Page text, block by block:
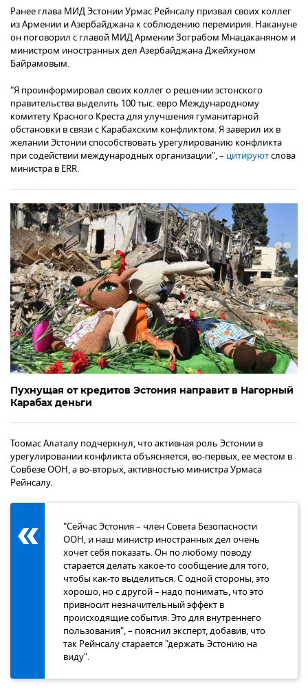
Ранее глава МИД Эстонии Урмас Рейнсалу призвал своих коллег
из Армении и Азербайджана к соблюдению перемирия. Накануне
он поговорил с главой МИД Армении Зограбом Мнацаканяном и
министром иностранных дел Азербайджана Джейхуном
Байрамовым.
"Я проинформировал своих коллег о решении эстонского
правительства выделить 100 тыс. евро Международному
комитету Красного Креста для улучшения гуманитарной
обстановки в связи с Карабахским конфликтом. Я заверил их в
желании Эстонии способствовать урегулированию конфликта
при содействии международных организации", – цитируютслова
министра в ERR.
Пухнущая от кредитов Эстония направит в Нагорный
Карабах деньги
Тоомас Алаталу подчеркнул, что активная роль Эстонии в
урегулировании конфликта объясняется, во-первых, ее местом в
Совбезе ООН, а во-вторых, активностью министра Урмаса
Рейнсалу.
"Сейчас Эстония – член Совета Безопасности
ООН, и наш министр иностранных дел очень
хочет себя показать. Он по любому поводу
старается делать какое-то сообщение для того,
чтобы как-то выделиться. С одной стороны, это
хорошо, но с другой – надо понимать, что это
привносит незначительный эффект в
происходящие события. Это для внутреннего
пользования", – пояснил эксперт, добавив, что
так Рейнсалу старается "держать Эстонию на
виду".